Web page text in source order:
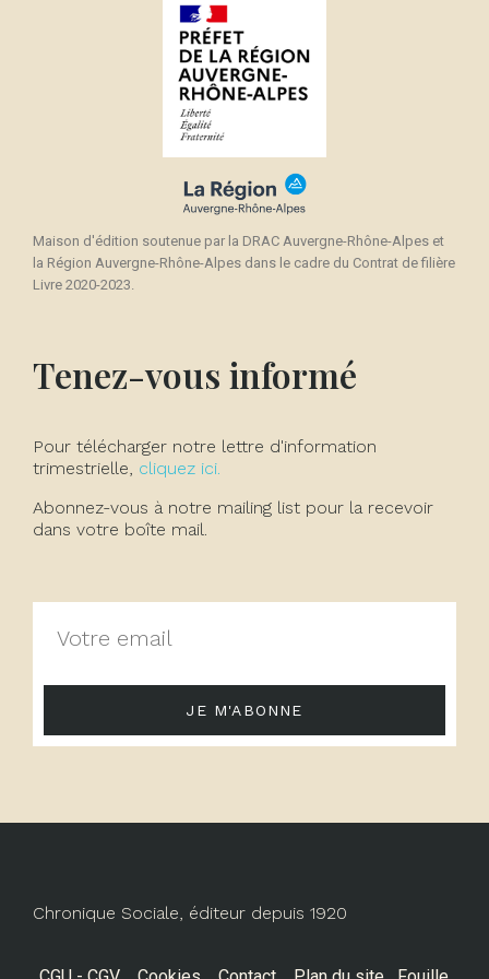
Maison d'édition soutenue par la DRAC Auvergne-Rhône-Alpes et
la Région Auvergne-Rhône-Alpes dans le cadre du Contrat de filière
Livre 2020-2023.
Tenez-vous informé
Pour télécharger notre lettre d'information
trimestrielle, cliquez ici.
Abonnez-vous à notre mailing list pour la recevoir
dans votre boîte mail.
JE M'ABONNE
Chronique Sociale, éditeur depuis 1920